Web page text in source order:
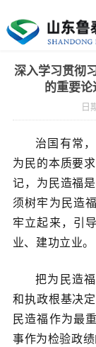
深入学习贯彻
的重要
日
治国有常
为民的本质要
记，为民造福
须树牢为民造
牢立起来，引
业、建功立业。
把为民造
和执政根基决
民造福作为最
事作为检验政